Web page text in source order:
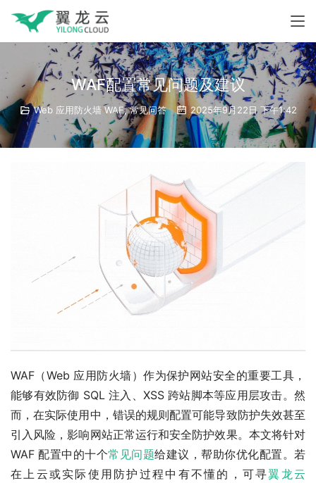
WAF配置常见问题及建议
Web 应用防火墙 WAF,常见问答 2025年9月22日 下午1:42
WAF（Web 应用防火墙）作为保护网站安全的重要工具，
能够有效防御 SQL 注入、XSS 跨站脚本等应用层攻击。然
而，在实际使用中，错误的规则配置可能导致防护失效甚至
引入风险，影响网站正常运行和安全防护效果。本文将针对
WAF 配置中的十个常见问题给建议，帮助你优化配置。若
在上云或实际使用防护过程中有不懂的，可寻翼龙云